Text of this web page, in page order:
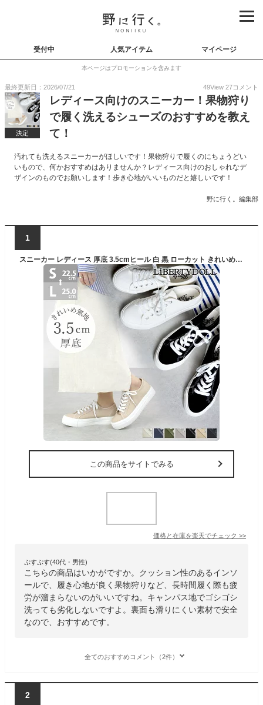
受付中 人気アイテム マイページ
本ページはプロモーションを含みます
最終更新日：2026/07/21 49View 27コメント
決定
レディース向けのスニーカー！果物狩り
で履く洗えるシューズのおすすめを教え
て！
汚れても洗えるスニーカーがほしいです！果物狩りで履くのにちょうどい
いもので、何かおすすめはありませんか？レディース向けのおしゃれなデ
ザインのものでお願いします！歩き心地がいいものだと嬉しいです！
野に行く。編集部
1
スニーカー レディース 厚底 3.5cmヒール 白 黒 ローカット きれいめ シンプル 無地 キャンバス 洗える クッションインソール レースアップ おしゃれ 大人 女性 ブラック ホワイト グレー 22.5-25cm No.5375 リバティードール
この商品をサイトでみる
価格と在庫を楽天でチェック >>
ぷすぷす(40代・男性)
こちらの商品はいかがですか。クッション性のあるインソ
ールで、履き心地が良く果物狩りなど、長時間履く際も疲
労が溜まらないのがいいですね。キャンパス地でゴシゴシ
洗っても劣化しないですよ。裏面も滑りにくい素材で安全
なので、おすすめです。
全てのおすすめコメント（2件）
2